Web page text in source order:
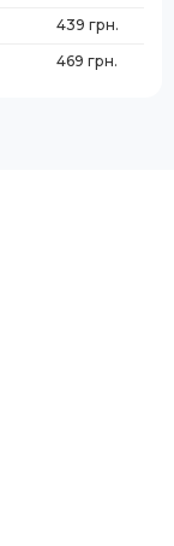
439 грн.
469 грн.